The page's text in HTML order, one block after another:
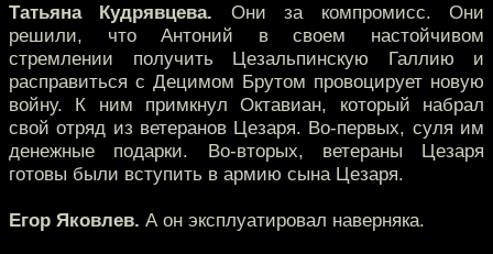
Татьяна Кудрявцева. Они за компромисс. Они
решили, что Антоний в своем настойчивом
стремлении получить Цезальпинскую Галлию и
расправиться с Децимом Брутом провоцирует новую
войну. К ним примкнул Октавиан, который набрал
свой отряд из ветеранов Цезаря. Во-первых, суля им
денежные подарки. Во-вторых, ветераны Цезаря
готовы были вступить в армию сына Цезаря.
Егор Яковлев. А он эксплуатировал наверняка.